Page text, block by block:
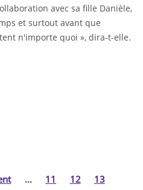
avec sa fille Danièle,
et surtout avant que
n'importe quoi », dira-t-elle.
… 11 12
13